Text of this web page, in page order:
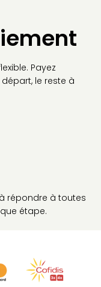
Payez
le reste à
répondre à toutes
étape.